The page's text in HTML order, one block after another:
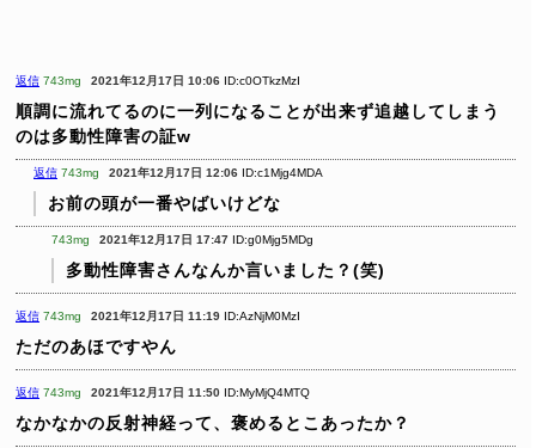
返信 743mg 2021年12月17日 10:06 ID:c0OTkzMzI
順調に流れてるのに一列になることが出来ず追越してしまう
のは多動性障害の証w
返信 743mg 2021年12月17日 12:06 ID:c1Mjg4MDA
お前の頭が一番やばいけどな
743mg 2021年12月17日 17:47 ID:g0Mjg5MDg
多動性障害さんなんか言いました？(笑)
返信 743mg 2021年12月17日 11:19 ID:AzNjM0MzI
ただのあほですやん
返信 743mg 2021年12月17日 11:50 ID:MyMjQ4MTQ
なかなかの反射神経って、褒めるとこあったか？